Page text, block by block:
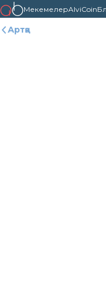
МекемелерAlviCoin
Артқа